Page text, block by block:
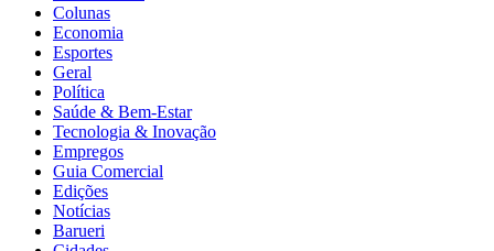
Colunas
Economia
Esportes
Geral
Política
Saúde & Bem-Estar
Tecnologia & Inovação
Empregos
Guia Comercial
Edições
Notícias
Barueri